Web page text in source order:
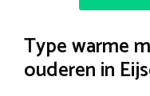
Type warme
ouderen in